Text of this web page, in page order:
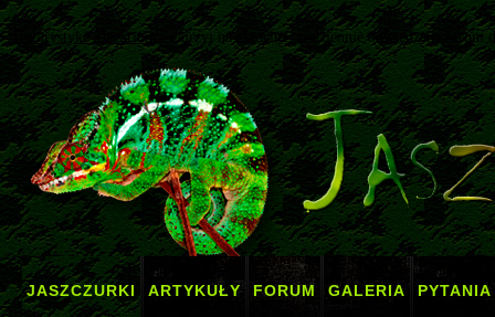
Terrarystyka Terrarium - zajrzyj na aktualne, codziennie odwiedzane forum
JASZCZURKI ARTYKUŁY FORUM GALERIA PYTANIA